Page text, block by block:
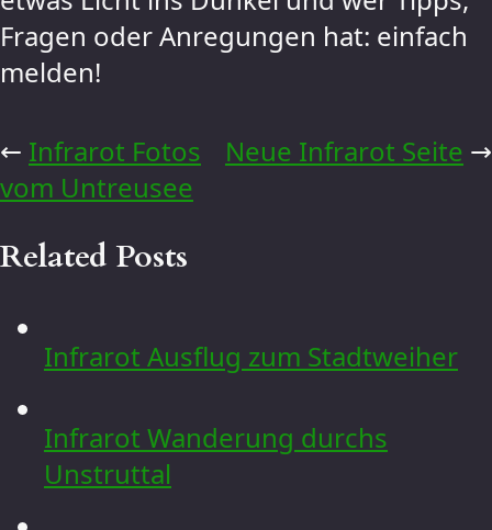
Fragen oder Anregungen hat: einfach
melden!
Neue Infrarot Seite →
← Infrarot Fotos
vom Untreusee
Related Posts
Infrarot Ausflug zum Stadtweiher
Infrarot Wanderung durchs
Unstruttal